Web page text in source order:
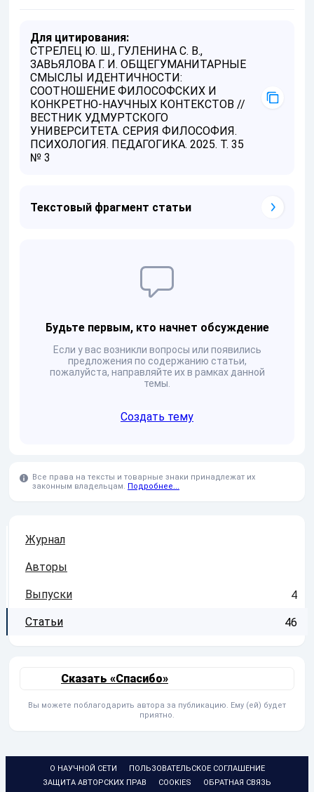
Для цитирования:
СТРЕЛЕЦ Ю. Ш., ГУЛЕНИНА С. В.,
ЗАВЬЯЛОВА Г. И. ОБЩЕГУМАНИТАРНЫЕ
СМЫСЛЫ ИДЕНТИЧНОСТИ:
СООТНОШЕНИЕ ФИЛОСОФСКИХ И
КОНКРЕТНО-НАУЧНЫХ КОНТЕКСТОВ //
ВЕСТНИК УДМУРТСКОГО
УНИВЕРСИТЕТА. СЕРИЯ ФИЛОСОФИЯ.
ПСИХОЛОГИЯ. ПЕДАГОГИКА. 2025. Т. 35
№ 3
Текстовый фрагмент статьи
Будьте первым, кто начнет обсуждение
Если у вас возникли вопросы или появились
предложения по содержанию статьи,
пожалуйста, направляйте их в рамках данной
темы.
Создать тему
Все права на тексты и товарные знаки принадлежат их
законным владельцам. Подробнее...
Журнал
Авторы
Выпуски 4
Статьи 46
Сказать «Спасибо»
Вы можете поблагодарить автора за публикацию. Ему (ей) будет
приятно.
О НАУЧНОЙ СЕТИ
ПОЛЬЗОВАТЕЛЬСКОЕ СОГЛАШЕНИЕ
ЗАЩИТА АВТОРСКИХ ПРАВ
COOKIES ОБРАТНАЯ СВЯЗЬ